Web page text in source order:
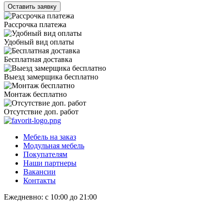
Рассрочка платежа
Удобный вид оплаты
Бесплатная доставка
Выезд замерщика бесплатно
Монтаж бесплатно
Отсутствие доп. работ
Мебель на заказ
Модульная мебель
Покупателям
Наши партнеры
Вакансии
Контакты
Ежедневно: с 10:00 до 21:00